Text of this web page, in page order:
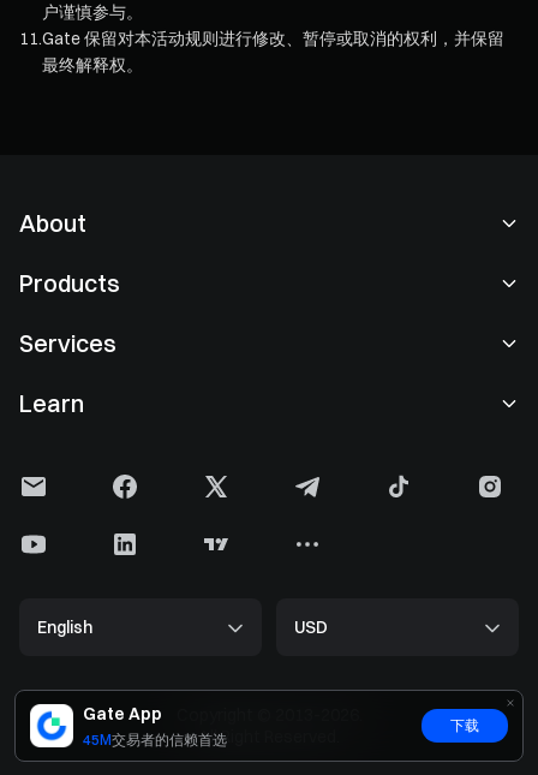
Gate App
45M交易者的信赖首选
下载
户谨慎参与。
11.Gate 保留对本活动规则进行修改、暂停或取消的权利，并保留
最终解释权。
About
Newsroom
Cookie Policy
Proof of Reserves
Security
GateToken (GT)
Products
Spot Trading
Earn Center
Alpha
Gate Pay
Services
Fees
Listing Application
Developers (API)
Verification Search
Learn
Gate News
ETH Upgrade
Big Data
English USD
All Right Reserved.